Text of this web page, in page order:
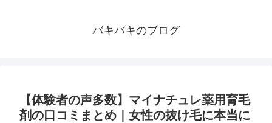
バキバキのブログ
【体験者の声多数】マイナチュレ薬用育毛
剤の口コミまとめ｜女性の抜け毛に本当に